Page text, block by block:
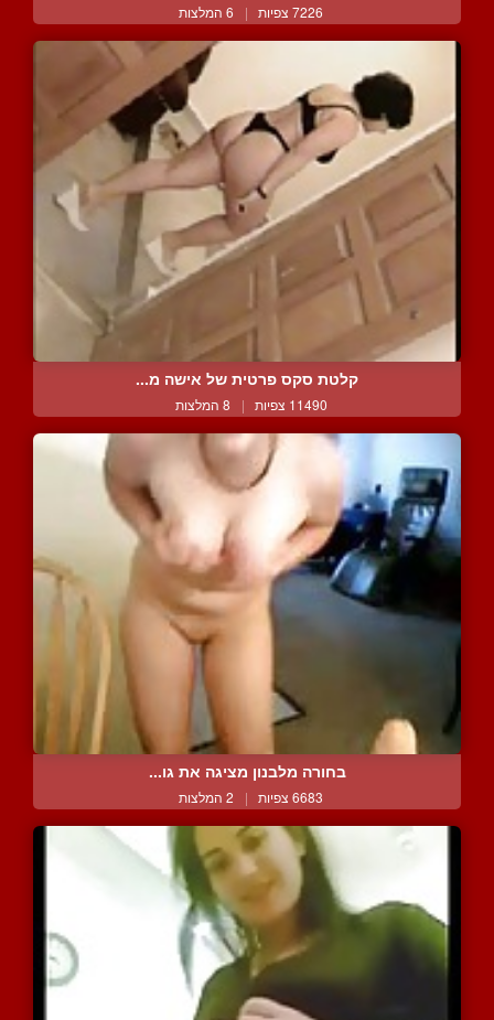
7226 צפיות | 6 המלצות
קלטת סקס פרטית של אישה מ...
11490 צפיות | 8 המלצות
בחורה מלבנון מציגה את גו...
6683 צפיות | 2 המלצות